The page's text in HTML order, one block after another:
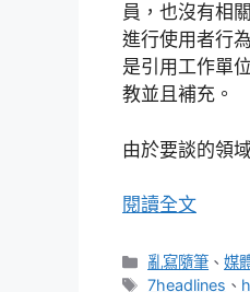
員，也沒有相
進行使用者行
是引用工作單
教並且補充。
由於要談的領
閱讀全文
分
類
亂寫隨筆 、媒
標
7headlines 、